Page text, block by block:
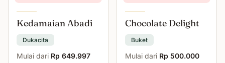
Kedamaian Abadi
Dukacita
Mulai dari Rp 649.997
Chocolate Delight
Buket
Mulai dari Rp 500.000